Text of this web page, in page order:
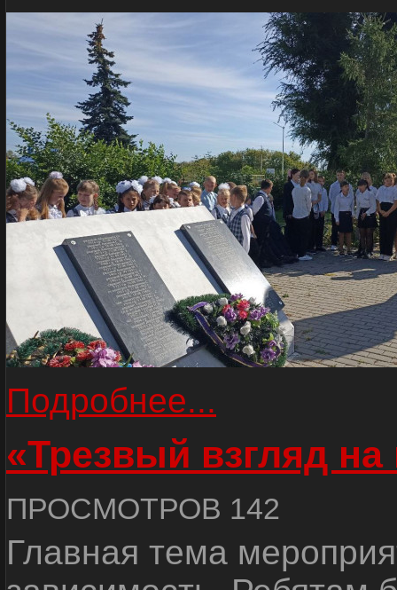
Подробнее...
«Трезвый взгляд на
ПРОСМОТРОВ 142
Главная тема